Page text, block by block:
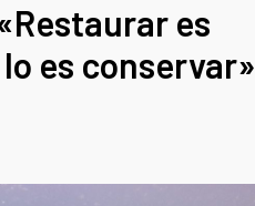
es
es conservar»